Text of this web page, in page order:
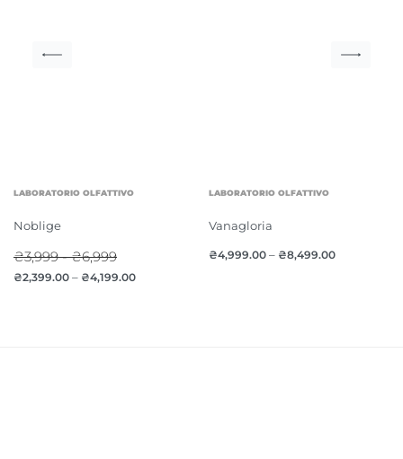
LABORATORIO OLFATTIVO
Noblige
₴3,999 - ₴6,999
₴2,399.00 – ₴4,199.00
LABORATORIO OLFATTIVO
Vanagloria
₴4,999.00 – ₴8,499.00